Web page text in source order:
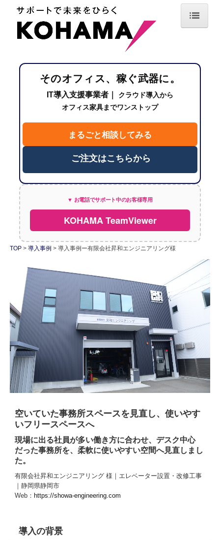
TOP
サービス案内
IT機器導入・デジタル化支援
オフィスデザイン・空間設計
企業情報
採用情報
お問い合わせ
そのオフィス、稼ぐ武器に。
IT導入支援事業者｜
クラウド導入から
オフィス家具までワンストップ
まるごと相談してみる
ご注文はこちらから
▼ お電話でサポート中のお客様専用
KOHAMA TeamViewer
TOP 導入事例 導入事例ー有限会社昇和エンジニアリング様
空いていた事務所スペースを見直し、使いやす
いフリースペースへ
現場に出る社員が多い働き方に合わせ、デスク中心
だった事務所を、柔軟に使いやすい空間へ見直しまし
た。
有限会社昇和エンジニアリング 様｜エレベーター設置・改修工事
｜静岡県静岡市
Web： https://showa-engineering.com
導入の背景